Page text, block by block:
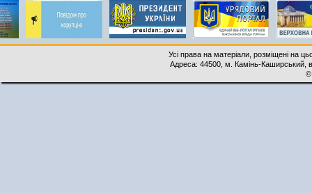
Усі права на матеріали, розміщені на
Адреса: 44500, м. Камінь-Каширський,
©